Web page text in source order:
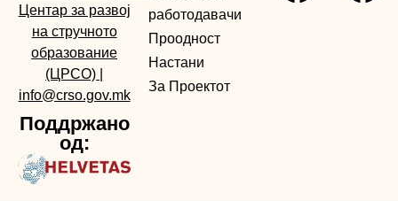
Центар за развој
на стручното
образование
(ЦРСО)
info@crso.gov.mk
Поддржано
од:
работодавачи
Проодност
Настани
За Проектот